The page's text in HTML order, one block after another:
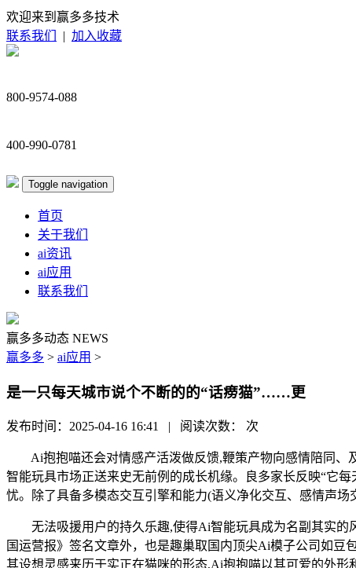
欢迎来到赢多多技术
联系我们
| 加入收藏
800-9574-088
400-990-0781
Toggle navigation
首页
关于我们
ai资讯
ai应用
联系我们
赢多多动态 NEWS
赢多多 > ai应用 >
是一只每天城市说个不断的的“话痨猫”……更
发布时间：2025-04-16 16:41 | 阅读次数： 次
Ai抱抱喵还会对情感产活泼做反馈,鞭策产物向感情陪同、
智能玩具市场正送来史无前例的成长机缘。良多家长反映“它
忧。除了具备多模态交互引擎和能力(语义净化交互、感情声
无法吸援用户的持久乐趣,使得Ai智能玩具成为名副其实的
国运营报》签名文章外，也是趣巢取国内顶尖Ai模子公司如
其设想灵感来历于实正在猫咪的形态,Ai抱抱喵以其可爱的外形